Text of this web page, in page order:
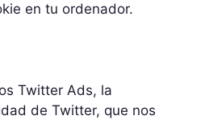
en tu ordenador.
Twitter Ads, la
de Twitter, que nos